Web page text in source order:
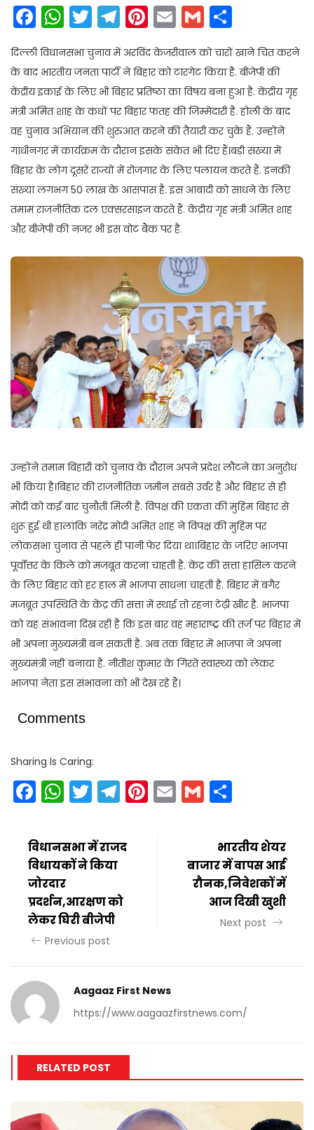
Facebook
WhatsApp
Twitter
Telegram
Pinterest
EmailGmail
दिल्ली विधानसभा चुनाव में अरविंद केजरीवाल को चारों खाने चित करने
के बाद भारतीय जनता पार्टी ने बिहार को टारगेट किया है. बीजेपी की
केंद्रीय इकाई के लिए भी बिहार प्रतिष्ठा का विषय बना हुआ है. केंद्रीय गृह
मंत्री अमित शाह के कंधों पर बिहार फतह की जिम्मेदारी है. होली के बाद
वह चुनाव अभियान की शुरुआत करने की तैयारी कर चुके हैं. उन्होंने
गांधीनगर में कार्यक्रम के दौरान इसके संकेत भी दिए हैं।बड़ी संख्या में
बिहार के लोग दूसरे राज्यों में रोजगार के लिए पलायन करते हैं. इनकी
संख्या लगभग 50 लाख के आसपास है. इस आबादी को साधने के लिए
तमाम राजनीतिक दल एक्सरसाइज करते हैं. केंद्रीय गृह मंत्री अमित शाह
और बीजेपी की नजर भी इस वोट बैंक पर है.
उन्होंने तमाम बिहारी को चुनाव के दौरान अपने प्रदेश लौटने का अनुरोध
भी किया है।बिहार की राजनीतिक जमीन सबसे उर्वर है और बिहार से ही
मोदी को कई बार चुनौती मिली है. विपक्ष की एकता की मुहिम बिहार से
शुरू हुई थी हालांकि नरेंद्र मोदी अमित शाह ने विपक्ष की मुहिम पर
लोकसभा चुनाव से पहले ही पानी फेर दिया था।बिहार के जरिए भाजपा
पूर्वोत्तर के किले को मजबूत करना चाहती है. केंद्र की सत्ता हासिल करने
के लिए बिहार को हर हाल में भाजपा साधना चाहती है. बिहार में बगैर
मजबूत उपस्थिति के केंद्र की सत्ता में स्थाई तो रहना टेढ़ी खीर है. भाजपा
को यह संभावना दिख रही है कि इस बार वह महाराष्ट्र की तर्ज पर बिहार में
भी अपना मुख्यमंत्री बन सकती है. अब तक बिहार में भाजपा ने अपना
मुख्यमंत्री नहीं बनाया है. नीतीश कुमार के गिरते स्वास्थ्य को लेकर
भाजपा नेता इस संभावना को भी देख रहे हैं।
Comments
Sharing Is Caring:
Facebook
WhatsApp
Twitter
Telegram
Pinterest
EmailGmail
विधानसभा में राजद
विधायकों ने किया
जोरदार
प्रदर्शन,आरक्षण को
लेकर घिरी बीजेपी
Previous post
भारतीय शेयर
बाजार में वापस आई
रौनक,निवेशकों में
आज दिखी खुशी
Next post
Aagaaz First News
https://www.aagaazfirstnews.com/
RELATED POST